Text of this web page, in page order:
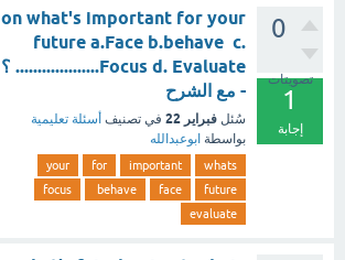
0
تصويتات
1
إجابة
on what's important for your
future a.Face b.behave c.
Focus d. Evaluate................... ؟
- مع الشرح
سُئل فبراير 22 في تصنيف أسئلة تعليمية
بواسطة ابوعبدالله
whats
important
for
your
future
face
behave
focus
evaluate